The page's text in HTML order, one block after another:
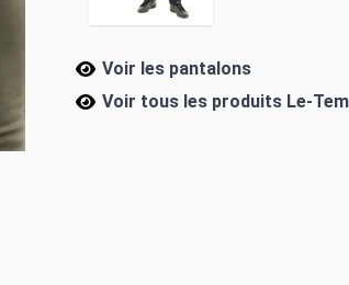
Voir les pantalons
Voir tous les produits Le-